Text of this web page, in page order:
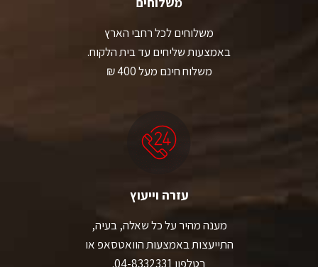
משלוחים לכל רחבי הארץ
באמצעות שליחים עד בית הלקוח.
משלוח חינם מעל 400 ₪
עזרה וייעוץ
מענה מהיר על כל שאלה, בעיה,
התייעצות באמצעות הוואטסאפ או
בטלפון 04-8332331.